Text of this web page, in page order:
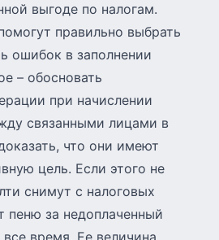
выгоде по налогам.
правильно выбрать
ошибок в заполнении
– обосновать
при начислении
связанными лицами в
что они имеют
цель. Если этого не
снимут с налоговых
пеню за недоплаченный
время. Ее величина